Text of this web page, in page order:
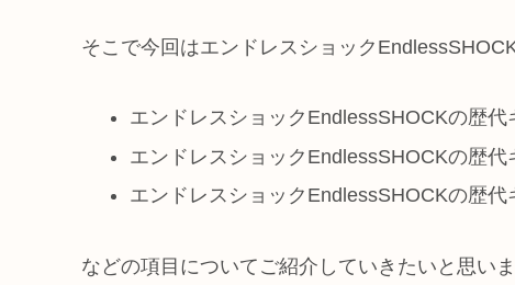
そこで今回はエンドレスショック
エンドレスショックEndlessSHOCKの歴代
エンドレスショックEndlessSHOCKの歴代
エンドレスショックEndlessSHOCKの歴代
などの項目についてご紹介していきたいと思いま